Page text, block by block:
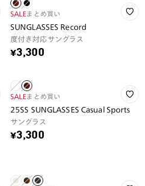
SALEまとめ買い
SUNGLASSES Record
度付き対応サングラス
¥3,300
SALEまとめ買い
25SS SUNGLASSES Casual Sports
サングラス
¥3,300